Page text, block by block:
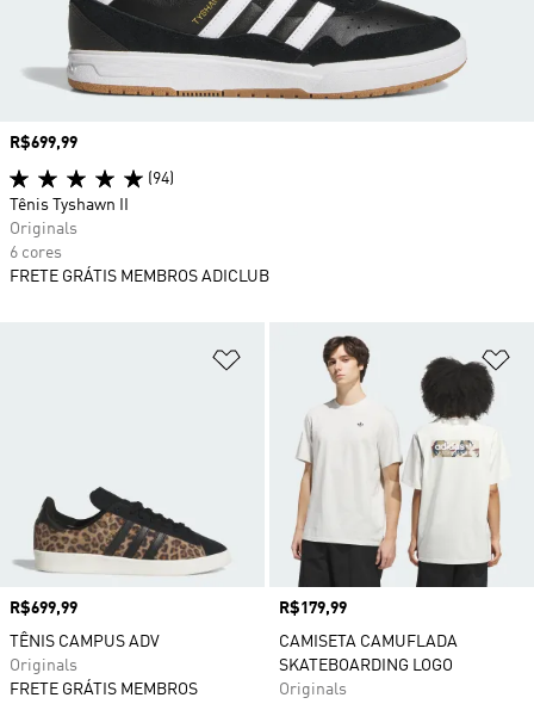
Adicionar à Lista de Desejos
Preço
R$699,99
TÊNIS CAMPUS ADV
Originals
FRETE GRÁTIS MEMBROS
Preço
R$179,99
CAMISETA CAMUFLADA
SKATEBOARDING LOGO
Originals
Preço
R$699,99
(94)
Tênis Tyshawn II
Originals
6 cores
FRETE GRÁTIS MEMBROS ADICLUB